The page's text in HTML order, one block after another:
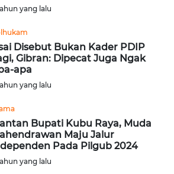
yang lalu
Disebut Bukan Kader PDIP
Gibran: Dipecat Juga Ngak
apa
yang lalu
Bupati Kubu Raya, Muda
Maju Jalur
Pada Pilgub 2024
yang lalu